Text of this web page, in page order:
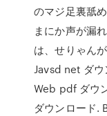
のマジ足裏舐
まにか声が漏
は、せりゃん
Javsd net ダウ
Web pdf ダウ
ダウンロード.